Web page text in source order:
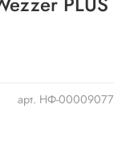
арт. НФ-00009077